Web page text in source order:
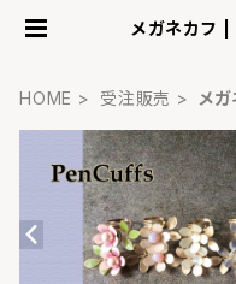
メガネカ
HOME 受注販売 メガ